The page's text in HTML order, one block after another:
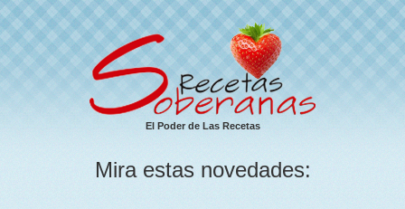
El Poder de Las Recetas
Mira estas novedades: